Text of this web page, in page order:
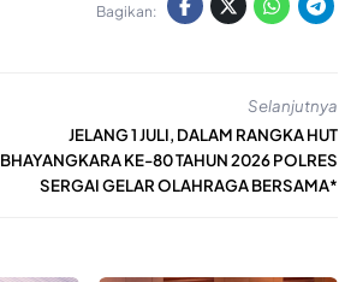
Bagikan:
Selanjutnya
JELANG 1 JULI, DALAM RANGKA HUT
BHAYANGKARA KE-80 TAHUN 2026 POLRES
SERGAI GELAR OLAHRAGA BERSAMA*